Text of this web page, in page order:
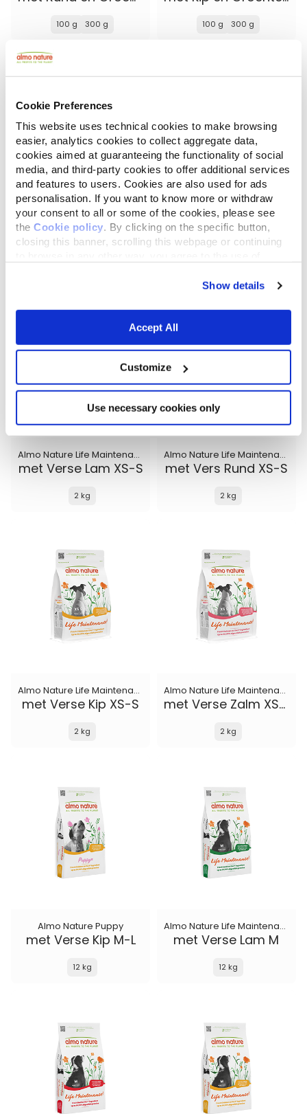
Cookie Preferences
This website uses technical cookies to make browsing
easier, analytics cookies to collect aggregate data,
cookies aimed at guaranteeing the functionality of social
media, and third-party cookies to offer additional services
and features to users. Cookies are also used for ads
personalisation. If you want to know more or withdraw
your consent to all or some of the cookies, please see
the Cookie policy. By clicking on the specific button,
closing this banner, scrolling this webpage or continuing
Show details
Accept All
Customize
Use necessary cookies only
100 g 300 g 100 g 300 g
Bio Organic
met Kip en Aardappelen
300 g
Almo Nature Puppy
met Verse Kip XS-S
2 kg
Almo Nature Life Maintenance
met Verse Lam XS-S
2 kg
Almo Nature Life Maintenance
met Vers Rund XS-S
2 kg
Almo Nature Life Maintenance
met Verse Kip XS-S
2 kg
Almo Nature Life Maintenance
met Verse Zalm XS-S
2 kg
Almo Nature Puppy
met Verse Kip M-L
12 kg
Almo Nature Life Maintenance
met Verse Lam M
12 kg